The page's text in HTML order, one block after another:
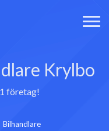
Krylbo
företag!
Bilhandlare